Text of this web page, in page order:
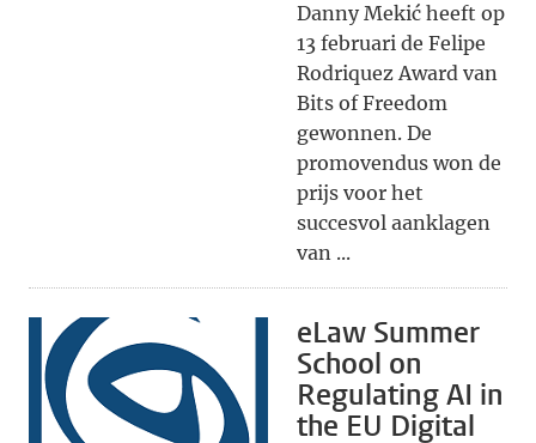
Danny Mekić heeft op
13 februari de Felipe
Rodriquez Award van
Bits of Freedom
gewonnen. De
promovendus won de
prijs voor het
succesvol aanklagen
van ...
eLaw Summer
School on
Regulating AI in
the EU Digital